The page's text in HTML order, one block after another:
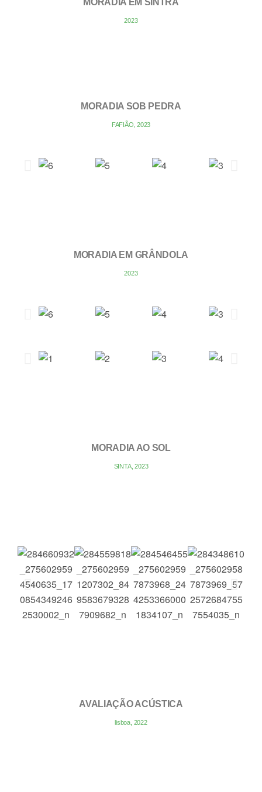
MORADIA EM SINTRA
2023
MORADIA SOB PEDRA
FAFIÃO, 2023
MORADIA EM GRÂNDOLA
2023
MORADIA AO SOL
SINTA, 2023
AVALIAÇÃO ACÚSTICA
lisboa, 2022